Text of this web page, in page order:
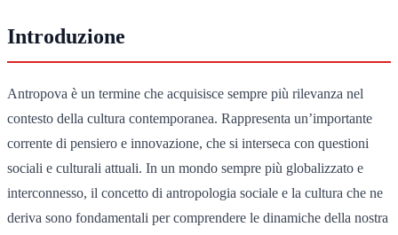
Introduzione
Antropova è un termine che acquisisce sempre più rilevanza nel
contesto della cultura contemporanea. Rappresenta un’importante
corrente di pensiero e innovazione, che si interseca con questioni
sociali e culturali attuali. In un mondo sempre più globalizzato e
interconnesso, il concetto di antropologia sociale e la cultura che ne
deriva sono fondamentali per comprendere le dinamiche della nostra